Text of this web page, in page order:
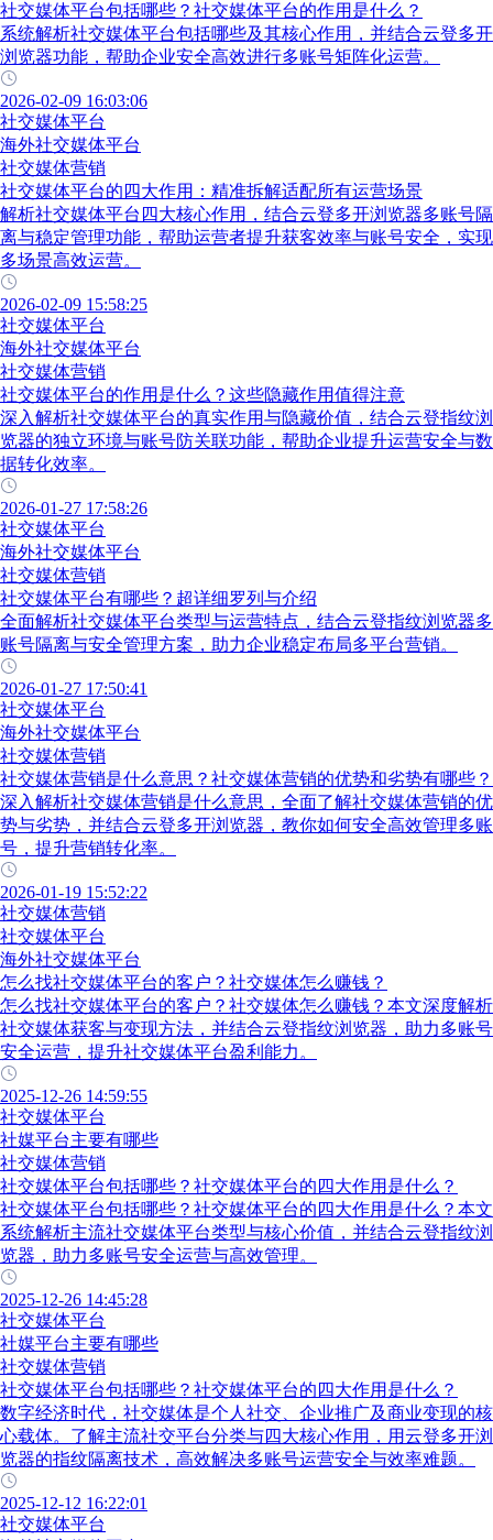
社交媒体平台包括哪些？社交媒体平台的作用是什么？
系统解析社交媒体平台包括哪些及其核心作用，并结合云登多开
浏览器功能，帮助企业安全高效进行多账号矩阵化运营。
2026-02-09 16:03:06
社交媒体平台
海外社交媒体平台
社交媒体营销
社交媒体平台的四大作用：精准拆解适配所有运营场景
解析社交媒体平台四大核心作用，结合云登多开浏览器多账号隔
离与稳定管理功能，帮助运营者提升获客效率与账号安全，实现
多场景高效运营。
2026-02-09 15:58:25
社交媒体平台
海外社交媒体平台
社交媒体营销
社交媒体平台的作用是什么？这些隐藏作用值得注意
深入解析社交媒体平台的真实作用与隐藏价值，结合云登指纹浏
览器的独立环境与账号防关联功能，帮助企业提升运营安全与数
据转化效率。
2026-01-27 17:58:26
社交媒体平台
海外社交媒体平台
社交媒体营销
社交媒体平台有哪些？超详细罗列与介绍
全面解析社交媒体平台类型与运营特点，结合云登指纹浏览器多
账号隔离与安全管理方案，助力企业稳定布局多平台营销。
2026-01-27 17:50:41
社交媒体平台
海外社交媒体平台
社交媒体营销
社交媒体营销是什么意思？社交媒体营销的优势和劣势有哪些？
深入解析社交媒体营销是什么意思，全面了解社交媒体营销的优
势与劣势，并结合云登多开浏览器，教你如何安全高效管理多账
号，提升营销转化率。
2026-01-19 15:52:22
社交媒体营销
社交媒体平台
海外社交媒体平台
怎么找社交媒体平台的客户？社交媒体怎么赚钱？
怎么找社交媒体平台的客户？社交媒体怎么赚钱？本文深度解析
社交媒体获客与变现方法，并结合云登指纹浏览器，助力多账号
安全运营，提升社交媒体平台盈利能力。
2025-12-26 14:59:55
社交媒体平台
社媒平台主要有哪些
社交媒体营销
社交媒体平台包括哪些？社交媒体平台的四大作用是什么？
社交媒体平台包括哪些？社交媒体平台的四大作用是什么？本文
系统解析主流社交媒体平台类型与核心价值，并结合云登指纹浏
览器，助力多账号安全运营与高效管理。
2025-12-26 14:45:28
社交媒体平台
社媒平台主要有哪些
社交媒体营销
社交媒体平台包括哪些？社交媒体平台的四大作用是什么？
数字经济时代，社交媒体是个人社交、企业推广及商业变现的核
心载体。了解主流社交平台分类与四大核心作用，用云登多开浏
览器的指纹隔离技术，高效解决多账号运营安全与效率难题。
2025-12-12 16:22:01
社交媒体平台